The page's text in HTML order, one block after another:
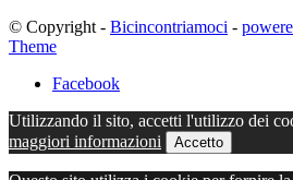
© Copyright - Bicincontriamoci -
Theme
Facebook
Utilizzando il sito, accetti l'utilizzo dei
maggiori informazioni
Accetto